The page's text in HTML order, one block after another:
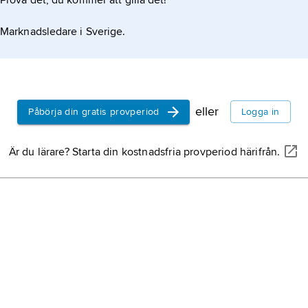
Marknadsledare i Sverige.
Påbörja din gratis provperiod eller Logga in
Är du lärare? Starta din kostnadsfria provperiod härifrån.